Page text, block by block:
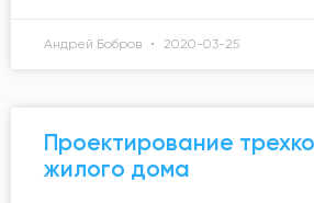
Андрей Бобров 2020-03-25
Проектирование
жилого дома